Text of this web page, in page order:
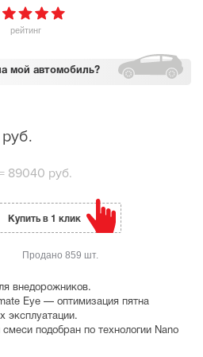
рейтинг
мой автомобиль?
внедорожников.
Eye — оптимизация пятна
эксплуатации.
подобран по технологии Nano
руб.
89040 руб.
Купить в 1 клик
Продано 859 шт.